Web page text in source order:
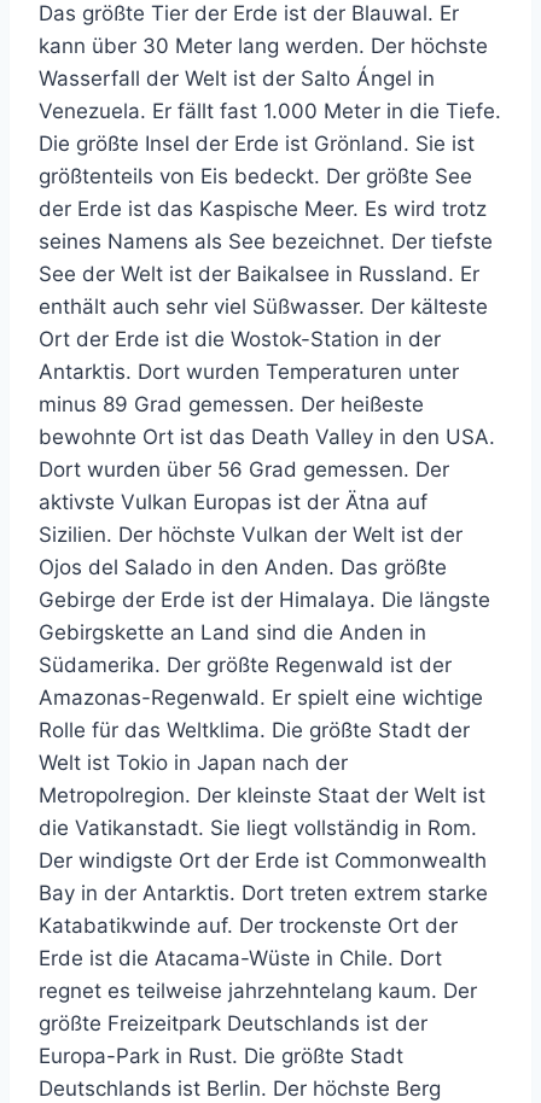
Das größte Tier der Erde ist der Blauwal. Er
kann über 30 Meter lang werden. Der höchste
Wasserfall der Welt ist der Salto Ángel in
Venezuela. Er fällt fast 1.000 Meter in die Tiefe.
Die größte Insel der Erde ist Grönland. Sie ist
größtenteils von Eis bedeckt. Der größte See
der Erde ist das Kaspische Meer. Es wird trotz
seines Namens als See bezeichnet. Der tiefste
See der Welt ist der Baikalsee in Russland. Er
enthält auch sehr viel Süßwasser. Der kälteste
Ort der Erde ist die Wostok-Station in der
Antarktis. Dort wurden Temperaturen unter
minus 89 Grad gemessen. Der heißeste
bewohnte Ort ist das Death Valley in den USA.
Dort wurden über 56 Grad gemessen. Der
aktivste Vulkan Europas ist der Ätna auf
Sizilien. Der höchste Vulkan der Welt ist der
Ojos del Salado in den Anden. Das größte
Gebirge der Erde ist der Himalaya. Die längste
Gebirgskette an Land sind die Anden in
Südamerika. Der größte Regenwald ist der
Amazonas-Regenwald. Er spielt eine wichtige
Rolle für das Weltklima. Die größte Stadt der
Welt ist Tokio in Japan nach der
Metropolregion. Der kleinste Staat der Welt ist
die Vatikanstadt. Sie liegt vollständig in Rom.
Der windigste Ort der Erde ist Commonwealth
Bay in der Antarktis. Dort treten extrem starke
Katabatikwinde auf. Der trockenste Ort der
Erde ist die Atacama-Wüste in Chile. Dort
regnet es teilweise jahrzehntelang kaum. Der
größte Freizeitpark Deutschlands ist der
Europa-Park in Rust. Die größte Stadt
Deutschlands ist Berlin. Der höchste Berg